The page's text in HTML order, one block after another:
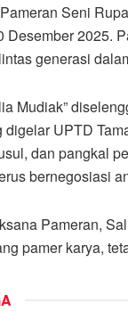
Seni
Desember 2025.
generasi
Mudiak”
digelar UPTD
dan pangkal
bernegosiasi
Pameran,
pamer karya,